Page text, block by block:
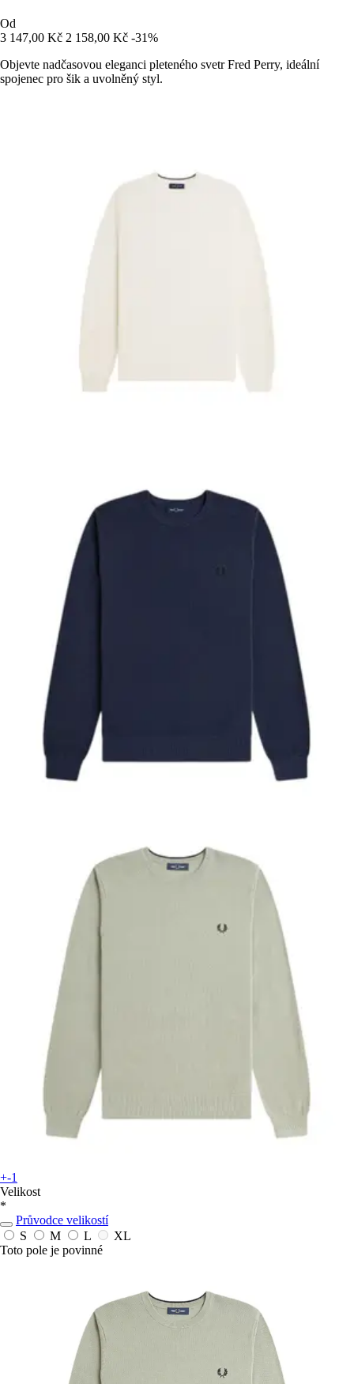
Od
3 147,00 Kč 2 158,00 Kč -31%
Objevte nadčasovou eleganci pleteného svetr Fred Perry, ideální
spojenec pro šik a uvolněný styl.
+-1
Velikost
*
Průvodce velikostí
S
M L
XL
Toto pole je povinné